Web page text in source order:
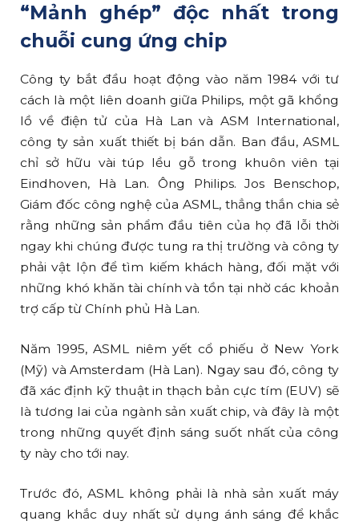
“Mảnh ghép” độc nhất trong
chuỗi cung ứng chip
Công ty bắt đầu hoạt động vào năm 1984 với tư
cách là một liên doanh giữa Philips, một gã khổng
lồ về điện tử của Hà Lan và ASM International,
công ty sản xuất thiết bị bán dẫn. Ban đầu, ASML
chỉ sở hữu vài túp lều gỗ trong khuôn viên tại
Eindhoven, Hà Lan. Ông Philips. Jos Benschop,
Giám đốc công nghệ của ASML, thẳng thắn chia sẻ
rằng những sản phẩm đầu tiên của họ đã lỗi thời
ngay khi chúng được tung ra thị trường và công ty
phải vật lộn để tìm kiếm khách hàng, đối mặt với
những khó khăn tài chính và tồn tại nhờ các khoản
trợ cấp từ Chính phủ Hà Lan.
Năm 1995, ASML niêm yết cổ phiếu ở New York
(Mỹ) và Amsterdam (Hà Lan). Ngay sau đó, công ty
đã xác định kỹ thuật in thạch bản cực tím (EUV) sẽ
là tương lai của ngành sản xuất chip, và đây là một
trong những quyết định sáng suốt nhất của công
ty này cho tới nay.
Trước đó, ASML không phải là nhà sản xuất máy
quang khắc duy nhất sử dụng ánh sáng để khắc